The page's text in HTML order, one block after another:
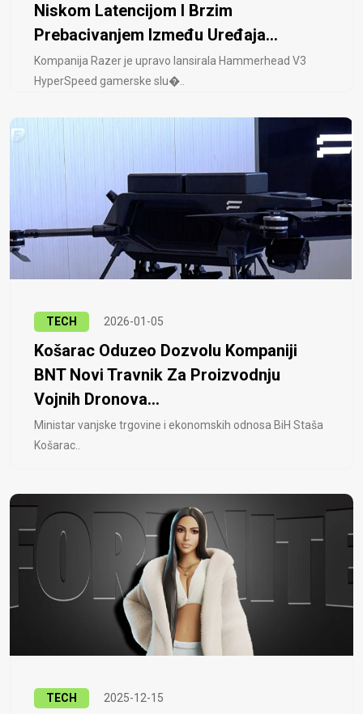
Niskom Latencijom I Brzim
Prebacivanjem Između Uređaja...
Kompanija Razer je upravo lansirala Hammerhead V3
HyperSpeed ​​gamerske slu�..
TECH 2026-01-05
Košarac Oduzeo Dozvolu Kompaniji
BNT Novi Travnik Za Proizvodnju
Vojnih Dronova...
Ministar vanjske trgovine i ekonomskih odnosa BiH Staša
Košarac..
TECH 2025-12-15